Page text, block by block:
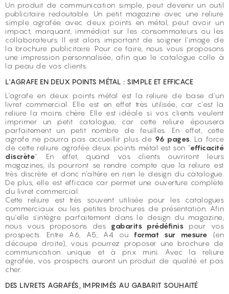
Un produit de communication simple, peut devenir un outil
publicitaire redoutable. Un petit magazine avec une reliure
simple agrafée avec deux points en métal, peut avoir un
impact, marquant, immédiat sur les consommateurs ou les
collaborateurs. Il est alors important de soigner l'image de
la brochure publicitaire. Pour ce faire, nous vous proposons
une impression personnalisée, afin que le catalogue colle à
la peau de vos clients.
L'AGRAFE EN DEUX POINTS MÉTAL : SIMPLE ET EFFICACE
L'agrafe en deux points métal est la reliure de base d'un
livret commercial. Elle est en effet très utilisée, car c'est la
reliure la moins chère. Elle est idéale si vos clients veulent
imprimer un petit catalogue, car cette reliure épousera
parfaitement un petit nombre de feuilles. En effet, cette
agrafe ne pourra pas accueillir plus de 96 pages . La force
de cette reliure agrafée deux points métal est son "efficacité
discrète". En effet, quand vos clients ouvriront leurs
magazines, ils pourront se rendre compte que la reliure est
très discrète et donc n'altère en rien le design du catalogue.
De plus, elle est efficace car permet une ouverture complète
du livret commercial.
Cette reliure est très souvent utilisée pour les catalogues
commerciaux ou les petites brochures de présentation. Afin
qu'elle s'intègre parfaitement dans le design du magazine,
nous vous proposons des gabarits prédéfinis pour vos
prospects. Entre A6, A5, A4 ouformat sur mesure (en
découpe droite), vous pourrez proposer une brochure de
communication unique et à prix mini. Avec la reliure
agrafée, vos prospects auront un produit de qualité et pas
cher.
DES LIVRETS AGRAFÉS, IMPRIMÉS AU GABARIT SOUHAITÉ